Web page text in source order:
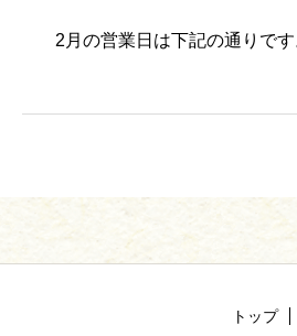
2月の営業日は下記の通りです
トップ